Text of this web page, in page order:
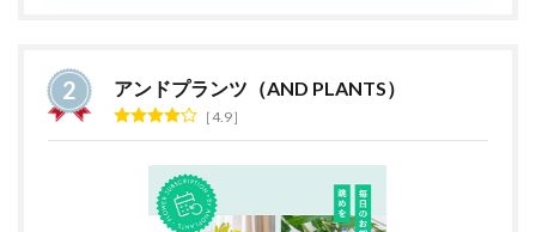
アンドプランツ（AND PLANTS）
4.9